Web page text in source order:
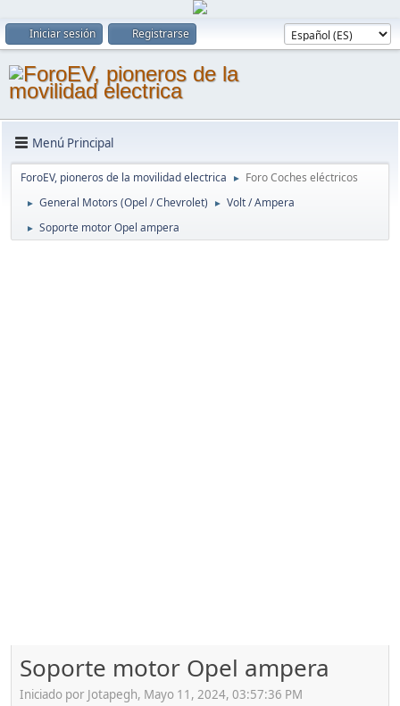
Iniciar sesión Registrarse
Menú Principal
ForoEV, pioneros de la movilidad electrica ► Foro Coches eléctricos
► General Motors (Opel / Chevrolet) ► Volt / Ampera
► Soporte motor Opel ampera
Soporte motor Opel ampera
Iniciado por Jotapegh, Mayo 11, 2024, 03:57:36 PM